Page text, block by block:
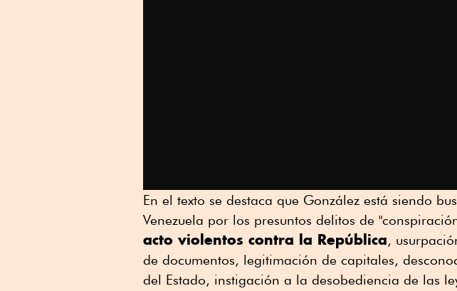
En el texto se destaca que González está siendo
Venezuela por los presuntos delitos de
acto violentos contra la República,
de documentos, legitimación de capitales,
del Estado, instigación a la desobediencia de las